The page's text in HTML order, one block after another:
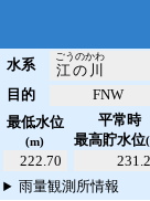
水系 江の川
ごうのかわ
目的 FNW
最低水位
(m)
222.70
平常時
最高貯水位
雨量観測所情報